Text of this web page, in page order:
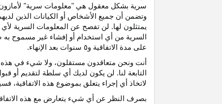
سرية بشكل معقول هي "معلومات سرية" لأمازون
وتضمن أن جميع الأشخاص أو الكيانات الذين
يمتثلون لها. لن تفصح عن المعلومات السرية
السرية من أي استخدام أو إفشاء غير مسموح به
على مدة الاتفاقية و٥ سنوات بعد الإنهاء.
أنت ونحن متعاقدون مستقلون، ولا شيء في هذه
التابعة لنا. لن يكون لديك أي سلطة لتقديم أو
لاتخاذ أي إجراء يتعلق بموضوع هذه
الاتفاقية،
بصرف النظر عن أي شيء يتعارض مع هذه